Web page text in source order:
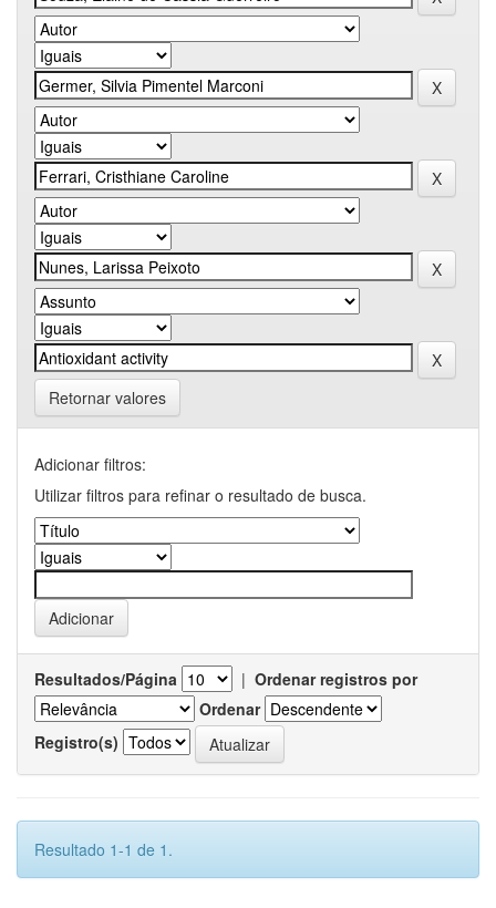
Retornar valores
Adicionar filtros:
Utilizar filtros para refinar o resultado de busca.
Resultados/Página | Ordenar registros por
Ordenar
Registro(s)
Resultado 1-1 de 1.